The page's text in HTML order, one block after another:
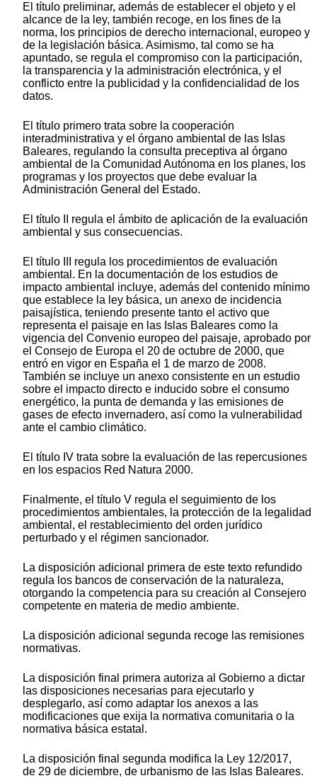
El título preliminar, además de establecer el objeto y el
alcance de la ley, también recoge, en los fines de la
norma, los principios de derecho internacional, europeo y
de la legislación básica. Asimismo, tal como se ha
apuntado, se regula el compromiso con la participación,
la transparencia y la administración electrónica, y el
conflicto entre la publicidad y la confidencialidad de los
datos.
El título primero trata sobre la cooperación
interadministrativa y el órgano ambiental de las Islas
Baleares, regulando la consulta preceptiva al órgano
ambiental de la Comunidad Autónoma en los planes, los
programas y los proyectos que debe evaluar la
Administración General del Estado.
El título II regula el ámbito de aplicación de la evaluación
ambiental y sus consecuencias.
El título III regula los procedimientos de evaluación
ambiental. En la documentación de los estudios de
impacto ambiental incluye, además del contenido mínimo
que establece la ley básica, un anexo de incidencia
paisajística, teniendo presente tanto el activo que
representa el paisaje en las Islas Baleares como la
vigencia del Convenio europeo del paisaje, aprobado por
el Consejo de Europa el 20 de octubre de 2000, que
entró en vigor en España el 1 de marzo de 2008.
También se incluye un anexo consistente en un estudio
sobre el impacto directo e inducido sobre el consumo
energético, la punta de demanda y las emisiones de
gases de efecto invernadero, así como la vulnerabilidad
ante el cambio climático.
El título IV trata sobre la evaluación de las repercusiones
en los espacios Red Natura 2000.
Finalmente, el título V regula el seguimiento de los
procedimientos ambientales, la protección de la legalidad
ambiental, el restablecimiento del orden jurídico
perturbado y el régimen sancionador.
La disposición adicional primera de este texto refundido
regula los bancos de conservación de la naturaleza,
otorgando la competencia para su creación al Consejero
competente en materia de medio ambiente.
La disposición adicional segunda recoge las remisiones
normativas.
La disposición final primera autoriza al Gobierno a dictar
las disposiciones necesarias para ejecutarlo y
desplegarlo, así como adaptar los anexos a las
modificaciones que exija la normativa comunitaria o la
normativa básica estatal.
La disposición final segunda modifica la Ley 12/2017,
de 29 de diciembre, de urbanismo de las Islas Baleares.